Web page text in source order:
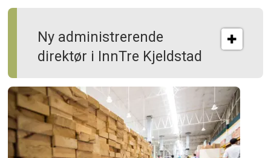
Ny administrerende
direktør i InnTre Kjeldstad